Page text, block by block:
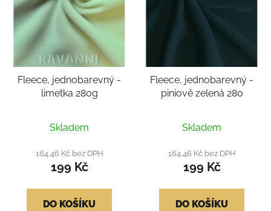
Fleece, jednobarevný -
limetka 280g
Skladem
164,46 Kč bez DPH
199 Kč
DO KOŠÍKU
Fleece, jednobarevný -
piniově zelená 280
Skladem
164,46 Kč bez DPH
199 Kč
DO KOŠÍKU